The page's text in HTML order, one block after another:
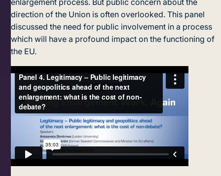
enlargement process. But public concern about the
direction of the Union is often overlooked. This panel
discussed the need for public involvement in a process
which will have a profound impact on the functioning of
the EU.